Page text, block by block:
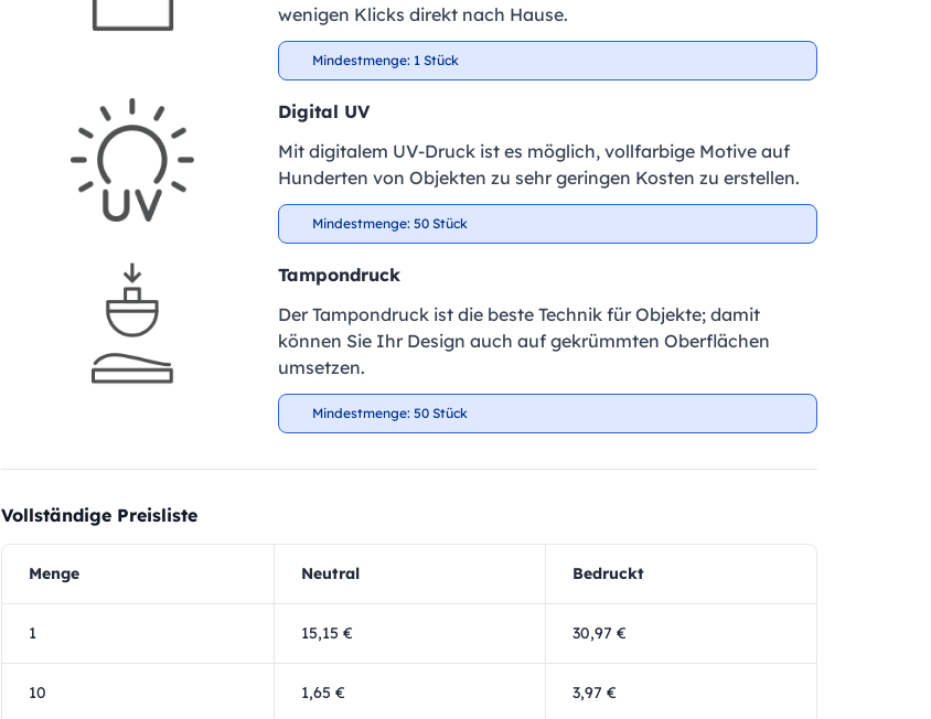
wenigen Klicks direkt nach Hause.
Mindestmenge: 1 Stück
Digital UV
Mit digitalem UV-Druck ist es möglich, vollfarbige Motive auf
Hunderten von Objekten zu sehr geringen Kosten zu erstellen.
Mindestmenge: 50 Stück
Tampondruck
Der Tampondruck ist die beste Technik für Objekte; damit
können Sie Ihr Design auch auf gekrümmten Oberflächen
umsetzen.
Mindestmenge: 50 Stück
Vollständige Preisliste
Menge Neutral Bedruckt
1 15,15 € 30,97 €
10 1,65 € 3,97 €